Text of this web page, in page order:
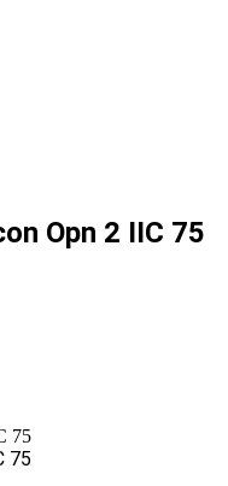
Opn 2 IIC 75
75
75